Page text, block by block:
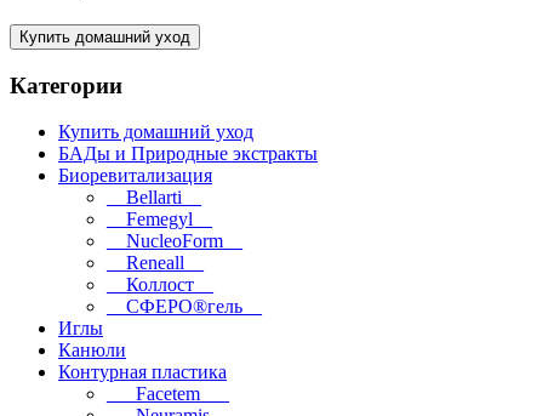
Купить домашний уход
Категории
Купить домашний уход
БАДы и Природные экстракты
Биоревитализация
__Bellarti__
__Femegyl__
__NucleoForm__
__Reneall__
__Коллост__
__СФЕРО®гель__
Иглы
Канюли
Контурная пластика
___Facetem___